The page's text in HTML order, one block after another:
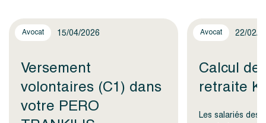
Avocat 15/04/2026
Versement
volontaires (C1) dans
votre PERO
Avocat 22/02/
Calcul
retraite
Les salariés des